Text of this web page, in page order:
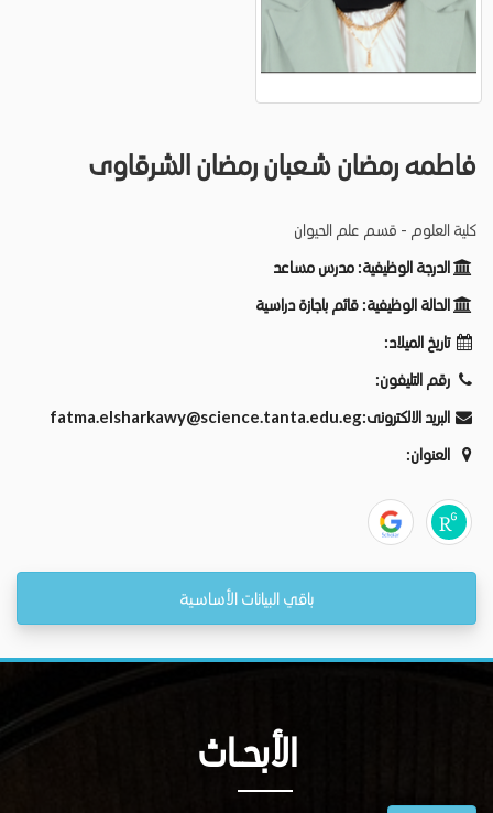
فاطمه رمضان شعبان رمضان الشرقاوى
كلية العلوم - قسم علم الحيوان
الدرجة الوظيفية: مدرس مساعد
الحالة الوظيفية: قائم باجازة دراسية
تاريخ الميلاد:
رقم التليفون:
البريد الالكترونى:fatma.elsharkawy@science.tanta.edu.eg
العنوان:
باقي البيانات الأساسية
الأبحــاث